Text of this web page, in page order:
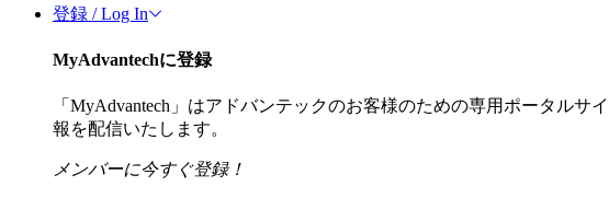
登録 / Log In
MyAdvantechに登録
「MyAdvantech」はアドバンテックのお客様のための専用ポータル
報を配信いたします。
メンバーに今すぐ登録！